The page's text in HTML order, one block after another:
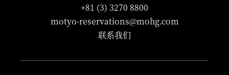
+81 (3) 3270 8800
motyo-reservations@mohg.com
联系我们